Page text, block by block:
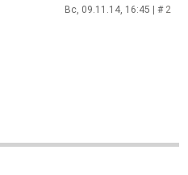
Вс, 09.11.14, 16:45 | # 2